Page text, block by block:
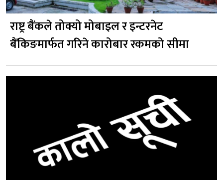
राष्ट्र बैंकले तोक्यो मोबाइल र इन्टरनेट
बैंकिङमार्फत गरिने कारोबार रकमको सीमा